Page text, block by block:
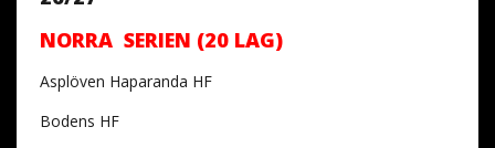
NORRA SERIEN (20 LAG)
Asplöven Haparanda HF
Bodens HF